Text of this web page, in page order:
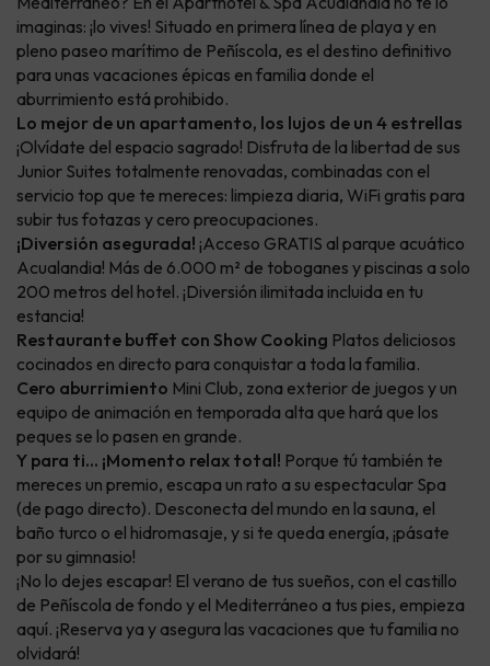
imaginas: ¡lo vives! Situado en primera línea de playa y en
pleno paseo marítimo de Peñíscola, es el destino definitivo
para unas vacaciones épicas en familia donde el
aburrimiento está prohibido.
Lo mejor de un apartamento, los lujos de un 4 estrellas
¡Olvídate del espacio sagrado! Disfruta de la libertad de sus
Junior Suites totalmente renovadas, combinadas con el
servicio top que te mereces: limpieza diaria, WiFi gratis para
subir tus fotazas y cero preocupaciones.
¡Diversión asegurada! ¡Acceso GRATIS al parque acuático
Acualandia! Más de 6.000 m² de toboganes y piscinas a solo
200 metros del hotel. ¡Diversión ilimitada incluida en tu
estancia!
Restaurante buffet con Show Cooking Platos deliciosos
cocinados en directo para conquistar a toda la familia.
Cero aburrimiento Mini Club, zona exterior de juegos y un
equipo de animación en temporada alta que hará que los
peques se lo pasen en grande.
Y para ti... ¡Momento relax total! Porque tú también te
mereces un premio, escapa un rato a su espectacular Spa
(de pago directo). Desconecta del mundo en la sauna, el
baño turco o el hidromasaje, y si te queda energía, ¡pásate
por su gimnasio!
¡No lo dejes escapar! El verano de tus sueños, con el castillo
de Peñíscola de fondo y el Mediterráneo a tus pies, empieza
aquí. ¡Reserva ya y asegura las vacaciones que tu familia no
olvidará!